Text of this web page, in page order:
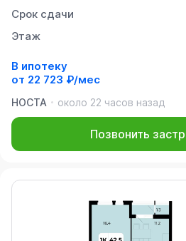
Срок сдачи
Этаж
В ипотеку
от 22 723 ₽/мес
НОСТА
около 22 часов назад
Позвонить